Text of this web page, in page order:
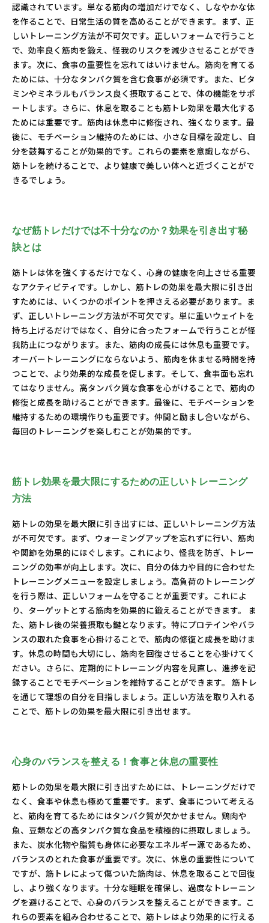
認識されています。単なる筋肉の増加だけでなく、しなやかな体
を作ることで、日常生活の質を高めることができます。まず、正
しいトレーニング方法が不可欠です。正しいフォームで行うこと
で、効率良く筋肉を鍛え、怪我のリスクを減少させることができ
ます。次に、食事の重要性を忘れてはいけません。筋肉を育てる
ためには、十分なタンパク質を含む食事が必須です。また、ビタ
ミンやミネラルもバランス良く摂取することで、体の機能をサポ
ートします。さらに、休息を取ることも筋トレ効果を最大化する
ためには重要です。筋肉は休息中に修復され、強くなります。最
後に、モチベーション維持のためには、小さな目標を設定し、自
分を鼓舞することが効果的です。これらの要素を意識しながら、
筋トレを続けることで、より健康で美しい体へと近づくことがで
きるでしょう。
なぜ筋トレだけでは不十分なのか？効果を引き出す秘
訣とは
筋トレは体を強くするだけでなく、心身の健康を向上させる重要
なアクティビティです。しかし、筋トレの効果を最大限に引き出
すためには、いくつかのポイントを押さえる必要があります。ま
ず、正しいトレーニング方法が不可欠です。単に重いウェイトを
持ち上げるだけではなく、自分に合ったフォームで行うことが怪
我防止につながります。また、筋肉の成長には休息も重要です。
オーバートレーニングにならないよう、筋肉を休ませる時間を持
つことで、より効果的な成長を促します。そして、食事面も忘れ
てはなりません。高タンパク質な食事を心がけることで、筋肉の
修復と成長を助けることができます。最後に、モチベーションを
維持するための環境作りも重要です。仲間と励まし合いながら、
毎回のトレーニングを楽しむことが効果的です。
筋トレ効果を最大限にするための正しいトレーニング
方法
筋トレの効果を最大限に引き出すには、正しいトレーニング方法
が不可欠です。まず、ウォーミングアップを忘れずに行い、筋肉
や関節を効果的にほぐします。これにより、怪我を防ぎ、トレー
ニングの効率が向上します。次に、自分の体力や目的に合わせた
トレーニングメニューを設定しましょう。高負荷のトレーニング
を行う際は、正しいフォームを守ることが重要です。これによ
り、ターゲットとする筋肉を効果的に鍛えることができます。 ま
た、筋トレ後の栄養摂取も鍵となります。特にプロテインやバラ
ンスの取れた食事を心掛けることで、筋肉の修復と成長を助けま
す。休息の時間も大切にし、筋肉を回復させることを心掛けてく
ださい。さらに、定期的にトレーニング内容を見直し、進捗を記
録することでモチベーションを維持することができます。 筋トレ
を通じて理想の自分を目指しましょう。正しい方法を取り入れる
ことで、筋トレの効果を最大限に引き出せます。
心身のバランスを整える！食事と休息の重要性
筋トレの効果を最大限に引き出すためには、トレーニングだけで
なく、食事や休息も極めて重要です。まず、食事について考える
と、筋肉を育てるためにはタンパク質が欠かせません。鶏肉や
魚、豆類などの高タンパク質な食品を積極的に摂取しましょう。
また、炭水化物や脂質も身体に必要なエネルギー源であるため、
バランスのとれた食事が重要です。次に、休息の重要性について
ですが、筋トレによって傷ついた筋肉は、休息を取ることで回復
し、より強くなります。十分な睡眠を確保し、過度なトレーニン
グを避けることで、心身のバランスを整えることができます。こ
れらの要素を組み合わせることで、筋トレはより効果的に行える